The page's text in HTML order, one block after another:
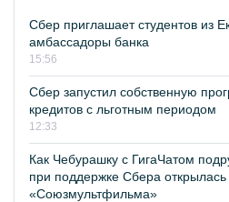
Сбер приглашает студентов из
амбассадоры банка
15:56
Сбер запустил собственную
кредитов с льготным периодом
12:33
Как Чебурашку с ГигаЧатом
при поддержке Сбера
«Союзмультфильма»